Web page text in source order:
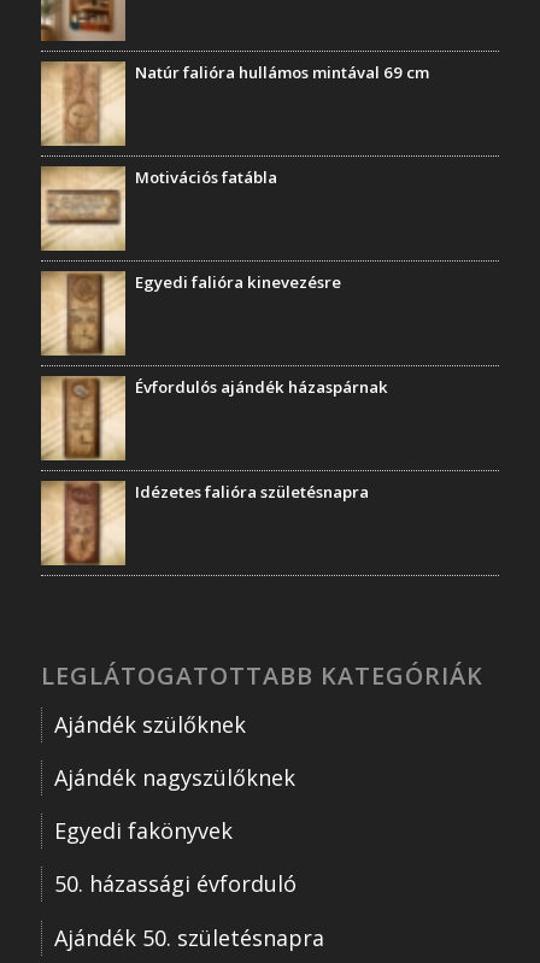
Natúr falióra hullámos mintával 69 cm
Motivációs fatábla
Egyedi falióra kinevezésre
Évfordulós ajándék házaspárnak
Idézetes falióra születésnapra
LEGLÁTOGATOTTABB KATEGÓRIÁK
Ajándék szülőknek
Ajándék nagyszülőknek
Egyedi fakönyvek
50. házassági évforduló
Ajándék 50. születésnapra